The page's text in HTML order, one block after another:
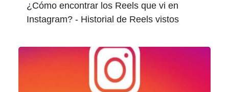
¿Cómo encontrar los Reels que vi en
Instagram? - Historial de Reels vistos